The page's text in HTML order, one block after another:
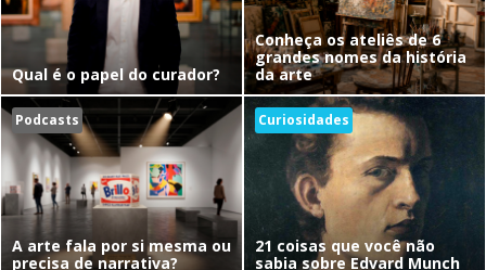
Qual é o papel do curador?
Conheça os ateliês de 6
grandes nomes da história
da arte
Podcasts
A arte fala por si mesma ou
precisa de narrativa?
Curiosidades
21 coisas que você não
sabia sobre Edvard Munch